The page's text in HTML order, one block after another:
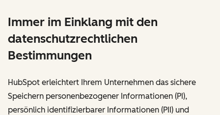
Immer im Einklang mit den
datenschutzrechtlichen
Bestimmungen
HubSpot erleichtert Ihrem Unternehmen das sichere
Speichern personenbezogener Informationen (PI),
persönlich identifizierbarer Informationen (PII) und